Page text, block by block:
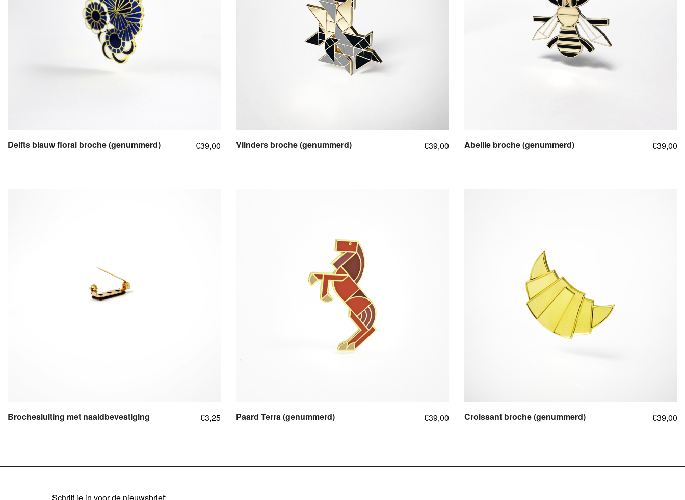
Delfts blauw floral broche (genummerd) €39,00 Vlinders broche (genummerd) €39,00 Abeille broche (genummerd) €39,00
Brochesluiting met naaldbevestiging €3,25 Paard Terra (genummerd) €39,00 Croissant broche (genummerd) €39,00